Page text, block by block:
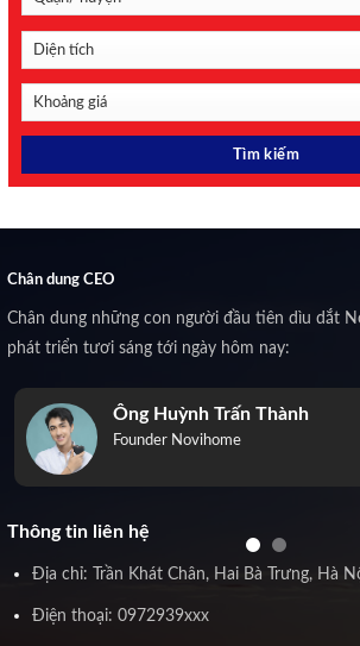
Chân dung CEO
Chân dung những con người đầu tiên dìu dắt
phát triển tươi sáng tới ngày hôm nay:
Ông Huỳnh Trấn Thành
Founder Novihome
Thông tin liên hệ
Địa chỉ: Trần Khát Chân, Hai Bà Trưng, Hà
Điện thoại: 0972939xxx